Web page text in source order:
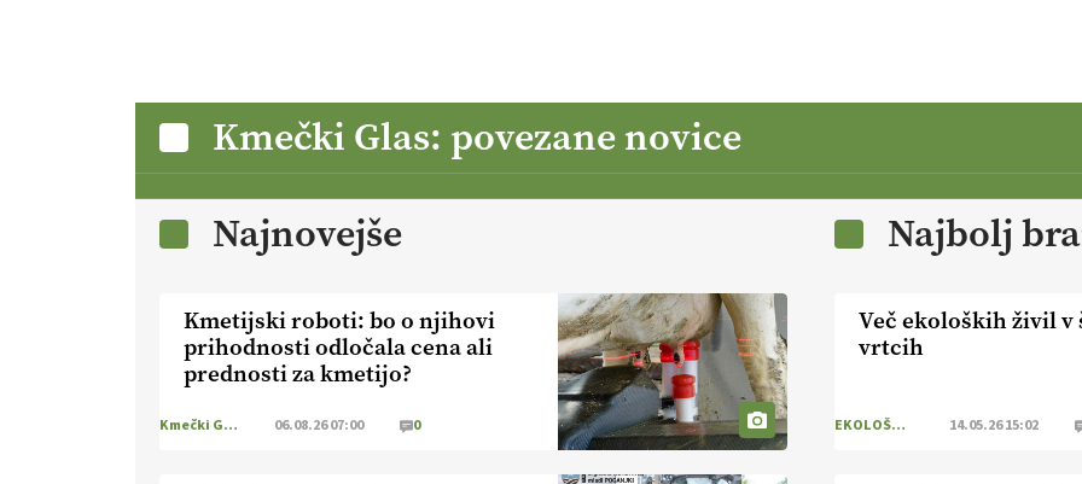
Kmečki Glas: povezane novice
Najnovejše
Kmetijski roboti: bo o njihovi
prihodnosti odločala cena ali
prednosti za kmetijo?
Kmečki Glas 06.08.26 07:00 0
Najbolj
Več ekoloških živil v
vrtcih
EKOLOŠKO LOGIČNO 14.05.26 15:02